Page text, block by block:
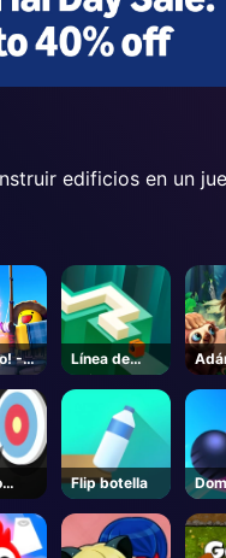
edificios en un
-
Línea de
baile
Flip botella